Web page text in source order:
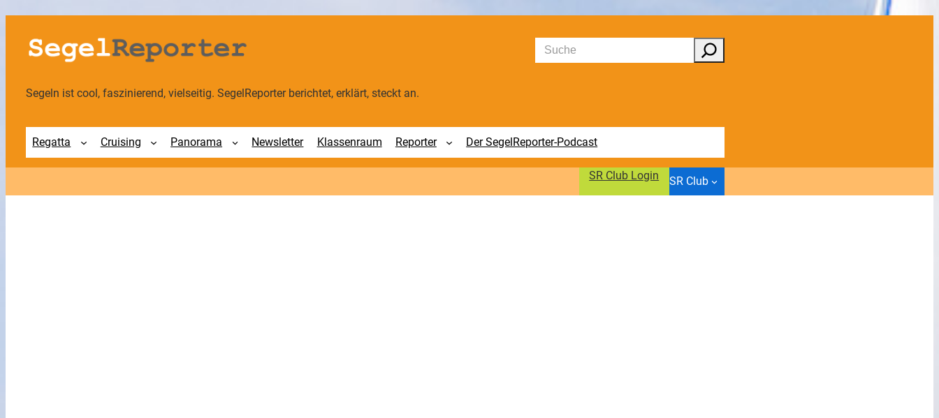
Zum
Inhalt
springen
Suchen
Segeln ist cool, faszinierend, vielseitig. SegelReporter berichtet, erklärt, steckt an.
Regatta Cruising Panorama Newsletter Klassenraum Reporter Der SegelReporter-Podcast
SR Club Login SR Club